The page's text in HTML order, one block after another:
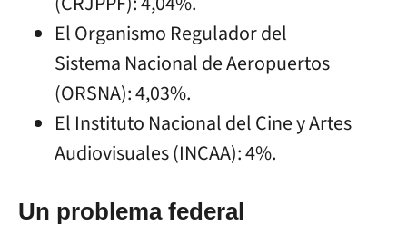
El Organismo Regulador del
Sistema Nacional de Aeropuertos
(ORSNA): 4,03%.
El Instituto Nacional del Cine y Artes
Audiovisuales (INCAA): 4%.
Un problema federal